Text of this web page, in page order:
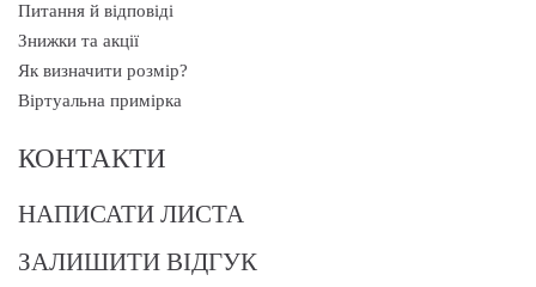
Питання й відповіді
Знижки та акції
Як визначити розмір?
Віртуальна примірка
КОНТАКТИ
НАПИСАТИ ЛИСТА
ЗАЛИШИТИ ВІДГУК